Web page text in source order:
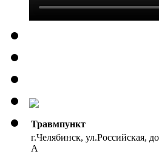
Травмпункт
г.Челябинск, ул.Российская,
А